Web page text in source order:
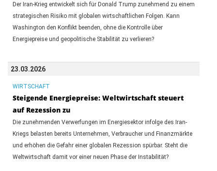
Der Iran-Krieg entwickelt sich für Donald Trump zunehmend zu einem
strategischen Risiko mit globalen wirtschaftlichen Folgen. Kann
Washington den Konflikt beenden, ohne die Kontrolle über
Energiepreise und geopolitische Stabilität zu verlieren?
23.03.2026
WIRTSCHAFT
Steigende Energiepreise: Weltwirtschaft steuert
auf Rezession zu
Die zunehmenden Verwerfungen im Energiesektor infolge des Iran-
Kriegs belasten bereits Unternehmen, Verbraucher und Finanzmärkte
und erhöhen die Gefahr einer globalen Rezession spürbar. Steht die
Weltwirtschaft damit vor einer neuen Phase der Instabilität?